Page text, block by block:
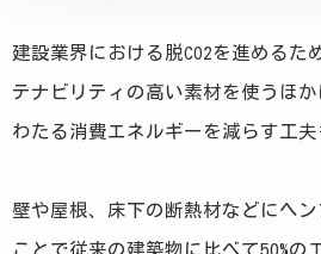
建設業界における脱CO2を進めるた
テナビリティの高い素材を使うほ
わたる消費エネルギーを減らす工夫
壁や屋根、床下の断熱材などにヘ
ことで従来の建築物に比べて50%の